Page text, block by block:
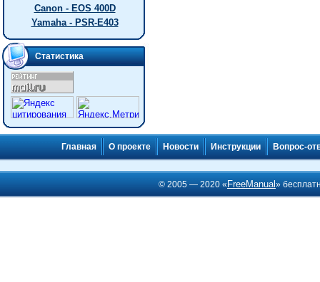
Canon - EOS 400D
Yamaha - PSR-E403
Статистика
Главная О проекте Новости Инструкции Вопрос-
© 2005 — 2020 « FreeManual»